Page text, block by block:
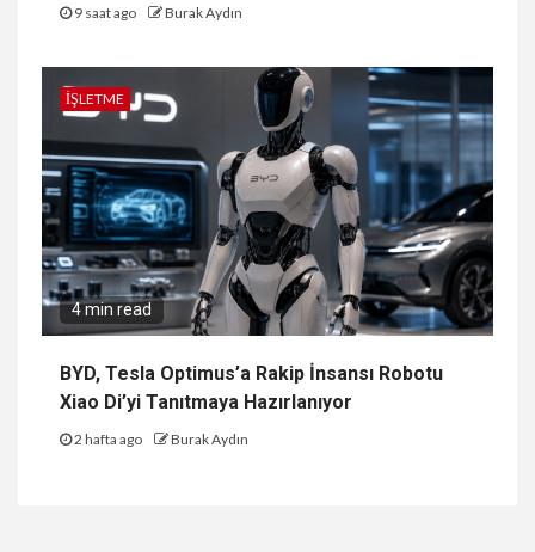
9 saat ago Burak Aydın
İŞLETME
4 min read
BYD, Tesla Optimus’a Rakip İnsansı Robotu
Xiao Di’yi Tanıtmaya Hazırlanıyor
2 hafta ago Burak Aydın